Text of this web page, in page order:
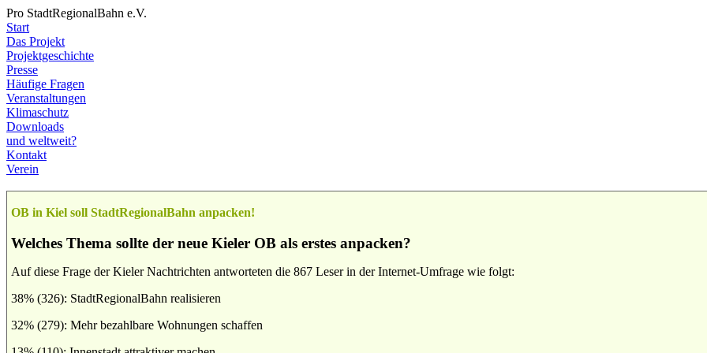
Pro StadtRegionalBahn e.V.
Start
Das Projekt
Projektgeschichte
Presse
Häufige Fragen
Veranstaltungen
Klimaschutz
Downloads
und weltweit?
Kontakt
Verein
OB in Kiel soll StadtRegionalBahn anpacken!
Welches Thema sollte der neue Kieler OB als erstes anpacken?
Auf diese Frage der Kieler Nachtrichten antworteten die 867 Leser in der Internet-Umfrage wie folgt:
38% (326): StadtRegionalBahn realisieren
32% (279): Mehr bezahlbare Wohnungen schaffen